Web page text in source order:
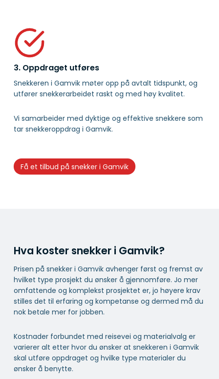
3. Oppdraget utføres
Snekkeren i Gamvik møter opp på avtalt tidspunkt, og
utfører snekkerarbeidet raskt og med høy kvalitet.
Vi samarbeider med dyktige og effektive snekkere som
tar snekkeroppdrag i Gamvik.
Få et tilbud på snekker i Gamvik
Hva koster snekker i Gamvik?
Prisen på snekker i Gamvik avhenger først og fremst av
hvilket type prosjekt du ønsker å gjennomføre. Jo mer
omfattende og komplekst prosjektet er, jo høyere krav
stilles det til erfaring og kompetanse og dermed må du
nok betale mer for jobben.
Kostnader forbundet med reisevei og materialvalg er
varierer alt etter hvor du ønsker at snekkeren i Gamvik
skal utføre oppdraget og hvilke type materialer du
ønsker å benytte.